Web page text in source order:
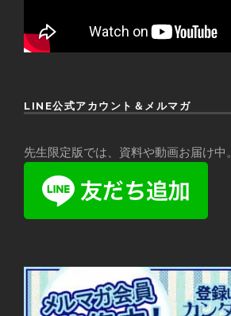
LINE公式アカウント＆メルマガ
先生限定版では、資料や動画お届け中。